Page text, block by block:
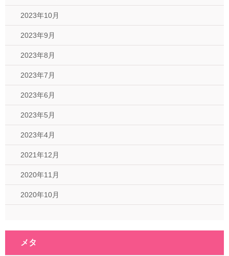
2023年10月
2023年9月
2023年8月
2023年7月
2023年6月
2023年5月
2023年4月
2021年12月
2020年11月
2020年10月
メタ